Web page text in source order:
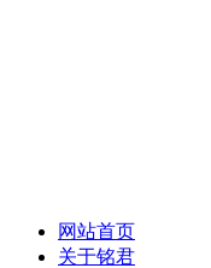
网站首页
关于铭君